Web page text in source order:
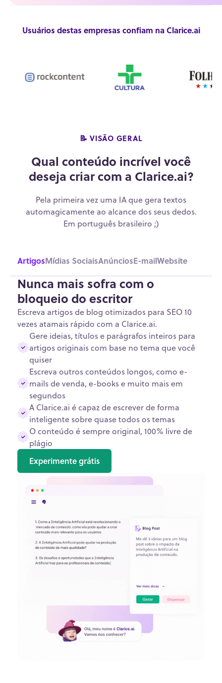
Usuários destas empresas confiam na Clarice.ai
📝 VISÃO GERAL
Qual conteúdo incrível você
deseja criar com a Clarice.ai?
Pela primeira vez uma IA que gera textos
automagicamente ao alcance dos seus dedos.
Em português brasileiro ;)
ArtigosMídias SociaisAnúnciosE-mailWebsite
Nunca mais sofra com o
bloqueio do escritor
Escreva artigos de blog otimizados para SEO 10
vezes atamais rápido com a Clarice.ai.
Gere ideias, títulos e parágrafos inteiros para
artigos originaiscom base no tema que você
quiser
Escreva outros conteúdos longos, como e-
mails de venda, e-books e muito mais em
segundos
A Clarice.ai é capaz de escrever de forma
inteligente sobre quase todos os temas
O conteúdo é sempre original, 100% livre de
plágio
Experimente grátis